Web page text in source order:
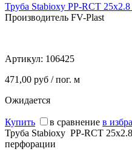
Труба Stabioxy PP-RCT
Производитель FV-Plast
Артикул: 106425
471,00 руб / пог. м
Ожидается
Купить в сравнение в
Труба Stabioxy PP-RCT
перфорации